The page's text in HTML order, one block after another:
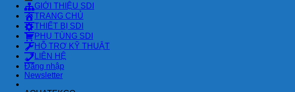
GIỚI THIỆU SDI
TRANG CHỦ
THIẾT BỊ SDI
PHỤ TÙNG SDI
HỖ TRỢ KỸ THUẬT
LIÊN HỆ
Đăng nhập
Newsletter